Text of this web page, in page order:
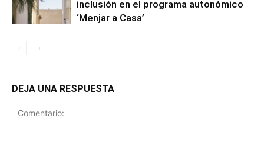
inclusión en el programa autonómico
‘Menjar a Casa’
DEJA UNA RESPUESTA